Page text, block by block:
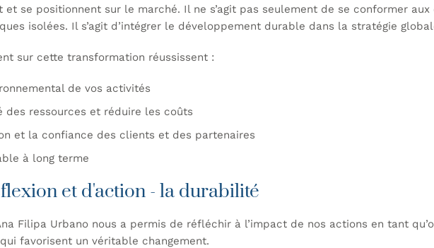
se positionnent sur le marché. Il ne s’agit pas seulement de se conformer
isolées. Il s’agit d’intégrer le développement durable dans la stratégie
sur cette transformation réussissent :
de vos activités
des ressources et réduire les coûts
et la confiance des clients et des partenaires
à long terme
et d'action - la durabilité
Filipa Urbano nous a permis de réfléchir à l’impact de nos actions en tant
favorisent un véritable changement.